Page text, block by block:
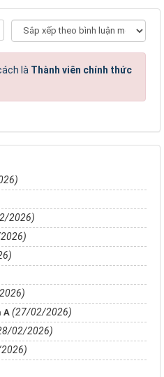
là Thành viên chính thức
2026)
A (27/02/2026)
02/2026)